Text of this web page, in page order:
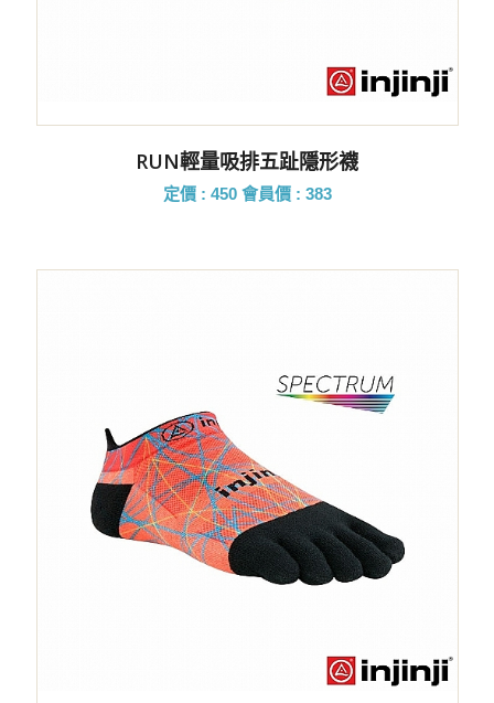
RUN輕量吸排五趾隱形襪
定價 : 450 會員價 : 383